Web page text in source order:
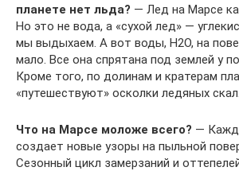
планете нет льда? — Лед на Марсе
Но это не вода, а «сухой лед» —
мы выдыхаем. А вот воды, H2O, на
мало. Все она спрятана под землей у
Кроме того, по долинам и кратерам
«путешествуют» осколки ледяных скал.
Что на Марсе моложе всего? —
создает новые узоры на пыльной
Сезонный цикл замерзаний и